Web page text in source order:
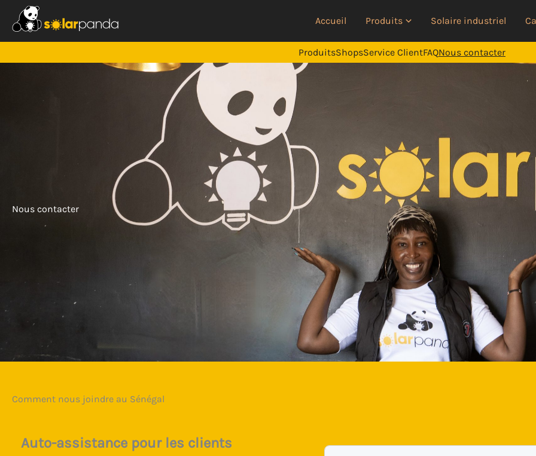
Accueil Produits Solaire industriel
ProduitsShopsService ClientFAQNous contacter
Nous contacter
Comment nous joindre au Sénégal
Auto-assistance pour les clients